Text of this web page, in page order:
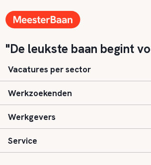
"De leukste baan begint
Vacatures per sector
Basisonderwijs
Speciaal (basis) onderwijs
Voortgezet onderwijs
Werkzoekenden
Aanmelden
Vacatures
Werkgevers
Inloggen
Service